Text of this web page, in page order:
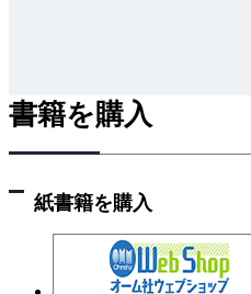
書籍を購入
紙書籍を購入